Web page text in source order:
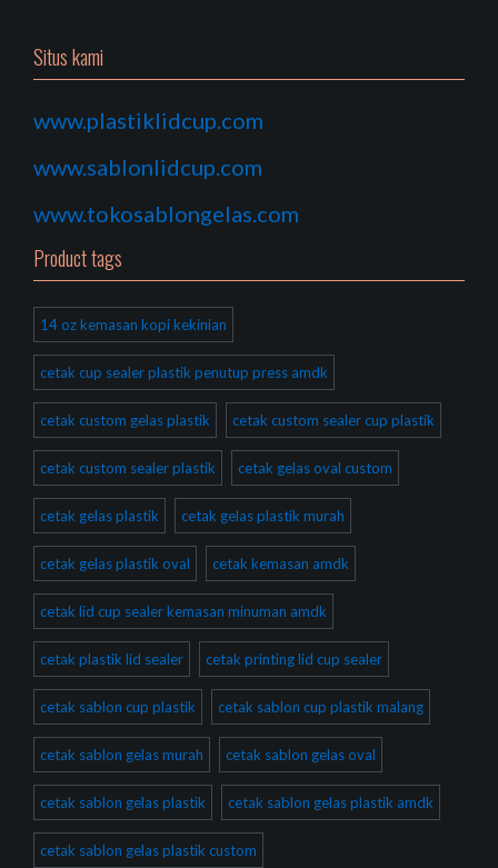
Situs kami
www.plastiklidcup.com
www.sablonlidcup.com
www.tokosablongelas.com
Product tags
14 oz kemasan kopi kekinian
cetak cup sealer plastik penutup press amdk
cetak custom gelas plastik cetak custom sealer cup plastik
cetak custom sealer plastik cetak gelas oval custom
cetak gelas plastik cetak gelas plastik murah
cetak gelas plastik oval cetak kemasan amdk
cetak lid cup sealer kemasan minuman amdk
cetak plastik lid sealer cetak printing lid cup sealer
cetak sablon cup plastik cetak sablon cup plastik malang
cetak sablon gelas murah cetak sablon gelas oval
cetak sablon gelas plastik cetak sablon gelas plastik amdk
cetak sablon gelas plastik custom